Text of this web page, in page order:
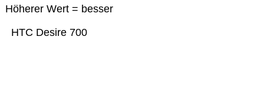
Höherer Wert = besser
HTC Desire 700